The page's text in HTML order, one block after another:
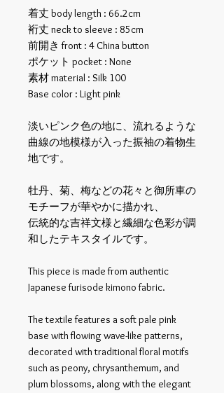
着丈 body length : 66.2cm
裄丈 neck to sleeve : 85cm
前開き front : 4 China button
ポケット pocket : None
素材 material : Silk 100
Base color : Light pink
淡いピンク色の地に、流れるような
曲線の地模様が入った振袖の着物生
地です。
牡丹、菊、梅などの花々と御所車の
モチーフが華やかに描かれ、
伝統的な吉祥文様と繊細な色彩が調
和したテキスタイルです。
This piece is made from authentic
Japanese furisode kimono fabric.
The textile features a soft pale pink
base with flowing wave-like patterns,
decorated with traditional floral motifs
such as peony, chrysanthemum, and
plum blossoms, along with the elegant